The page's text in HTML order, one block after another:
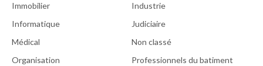
Immobilier
Industrie
Informatique
Judiciaire
Médical
Non classé
Organisation
Professionnels du batiment